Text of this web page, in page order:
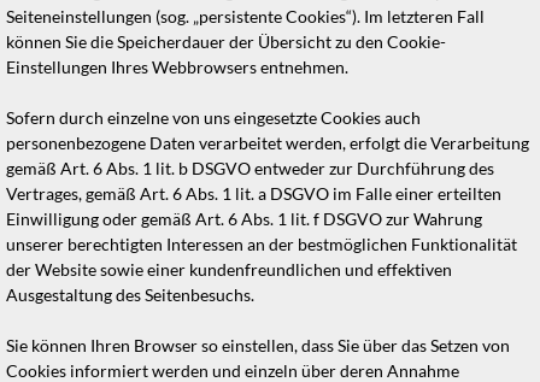
Seiteneinstellungen (sog. „persistente Cookies“). Im letzteren Fall
können Sie die Speicherdauer der Übersicht zu den Cookie-
Einstellungen Ihres Webbrowsers entnehmen.
Sofern durch einzelne von uns eingesetzte Cookies auch
personenbezogene Daten verarbeitet werden, erfolgt die Verarbeitung
gemäß Art. 6 Abs. 1 lit. b DSGVO entweder zur Durchführung des
Vertrages, gemäß Art. 6 Abs. 1 lit. a DSGVO im Falle einer erteilten
Einwilligung oder gemäß Art. 6 Abs. 1 lit. f DSGVO zur Wahrung
unserer berechtigten Interessen an der bestmöglichen Funktionalität
der Website sowie einer kundenfreundlichen und effektiven
Ausgestaltung des Seitenbesuchs.
Sie können Ihren Browser so einstellen, dass Sie über das Setzen von
Cookies informiert werden und einzeln über deren Annahme